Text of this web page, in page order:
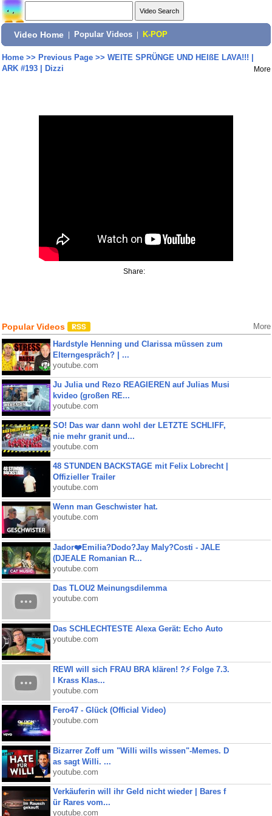
Video Home Popular Videos K-POP
Home>> Previous Page>> WEITE SPRÜNGE UND HEIßE LAVA!!! |
ARK #193 | Dizzi
More
Share:
Popular Videos More
Hardstyle Henning und Clarissa müssen zum
Elterngespräch? | ...
youtube.com
Ju Julia und Rezo REAGIEREN auf Julias Musi
kvideo (großen RE...
youtube.com
SO! Das war dann wohl der LETZTE SCHLIFF,
nie mehr granit und...
youtube.com
48 STUNDEN BACKSTAGE mit Felix Lobrecht |
Offizieller Trailer
youtube.com
Wenn man Geschwister hat.
youtube.com
Jador❤️Emilia?Dodo?Jay Maly?Costi - JALE
(DJEALE Romanian R...
youtube.com
Das TLOU2 Meinungsdilemma
youtube.com
Das SCHLECHTESTE Alexa Gerät: Echo Auto
youtube.com
REWI will sich FRAU BRA klären! ?⚡️ Folge 7.3.
I Krass Klas...
youtube.com
Fero47 - Glück (Official Video)
youtube.com
Bizarrer Zoff um "Willi wills wissen"-Memes. D
as sagt Willi. ...
youtube.com
Verkäuferin will ihr Geld nicht wieder | Bares f
ür Rares vom...
youtube.com